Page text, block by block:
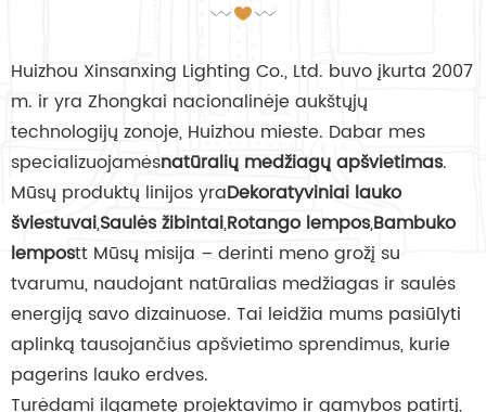
Huizhou Xinsanxing Lighting Co., Ltd. buvo įkurta 2007
m. ir yra Zhongkai nacionalinėje aukštųjų
technologijų zonoje, Huizhou mieste. Dabar mes
specializuojamėsnatūralių medžiagų apšvietimas.
Mūsų produktų linijos yraDekoratyviniai lauko
šviestuvai,Saulės žibintai,Rotango lempos,Bambuko
lempostt Mūsų misija – derinti meno grožį su
tvarumu, naudojant natūralias medžiagas ir saulės
energiją savo dizainuose. Tai leidžia mums pasiūlyti
aplinką tausojančius apšvietimo sprendimus, kurie
pagerins lauko erdves.
Turėdami ilgametę projektavimo ir gamybos patirtį,